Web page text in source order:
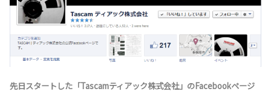
先日スタートした「Tascamティアック株式会社」のFacebookページ